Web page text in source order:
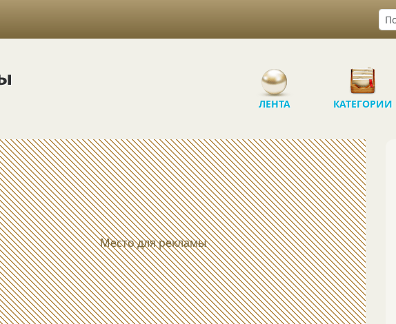
ЛЕНТА КАТЕГОРИИ
Место для рекламы